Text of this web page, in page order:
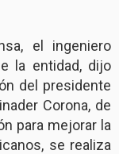
el ingeniero
la entidad, dijo
del presidente
Corona, de
para mejorar la
se realiza